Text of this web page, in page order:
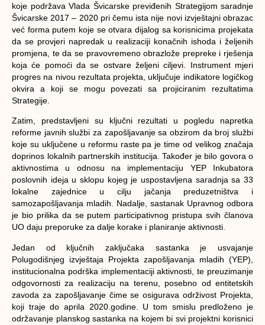
koje podržava Vlada Švicarske previđenih Strategijom saradnje
Švicarske 2017 – 2020 pri čemu ista nije novi izvještajni obrazac
već forma putem koje se otvara dijalog sa korisnicima projekata
da se provjeri napredak u realizaciji konačnih ishoda i željenih
promjena, te da se pravovremeno obrazlože prepreke i rješenja
koja će pomoći da se ostvare željeni ciljevi. Instrument mjeri
progres na nivou rezultata projekta, uključuje indikatore logičkog
okvira a koji se mogu povezati sa projiciranim rezultatima
Strategije.
Zatim, predstavljeni su ključni rezultati u pogledu napretka
reforme javnih službi za zapošljavanje sa obzirom da broj službi
koje su uključene u reformu raste pa je time od velikog značaja
doprinos lokalnih partnerskih institucija. Također je bilo govora o
aktivnostima u odnosu na implementaciju YEP Inkubatora
poslovnih ideja u sklopu kojeg je uspostavljena saradnja sa 33
lokalne zajednice u cilju jačanja preduzetništva i
samozapošljavanja mladih. Nadalje, sastanak Upravnog odbora
je bio prilika da se putem participativnog pristupa svih članova
UO daju preporuke za dalje korake i planiranje aktivnosti.
Jedan od ključnih zaključaka sastanka je usvajanje
Polugodišnjeg izvještaja Projekta zapošljavanja mladih (YEP),
institucionalna podrška implementaciji aktivnosti, te preuzimanje
odgovornosti za realizaciju na terenu, posebno od entitetskih
zavoda za zapošljavanje čime se osigurava održivost Projekta,
koji traje do aprila 2020.godine. U tom smislu predloženo je
održavanje planskog sastanka na kojem bi svi projektni korisnici